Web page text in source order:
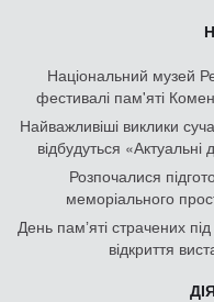
Національний музей
фестивалі пам'яті
Найважливіші виклики
відбудуться
Розпочалися
меморіального
День памʼяті страчених
відкриття